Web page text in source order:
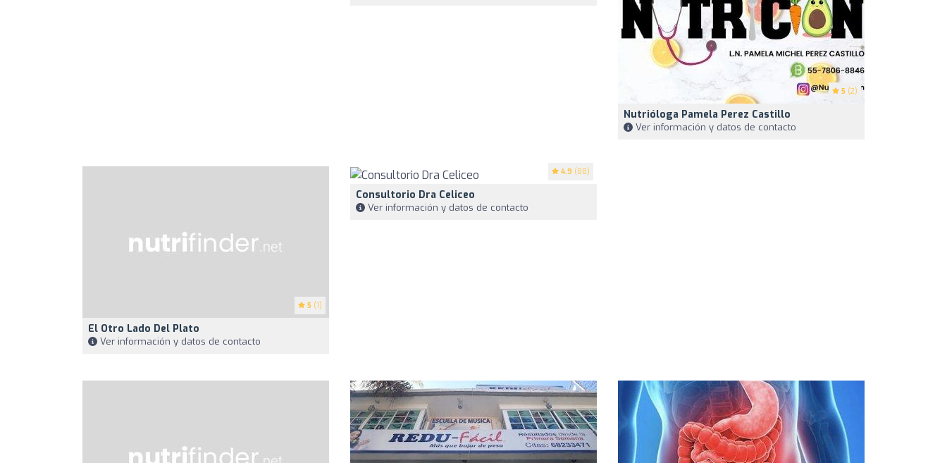
5 (2)
Nutrióloga Pamela Perez Castillo
Ver información y datos de contacto
5 (1)
El Otro Lado Del Plato
Ver información y datos de contacto
4.9 (88)
Consultorio Dra Celiceo
Ver información y datos de contacto